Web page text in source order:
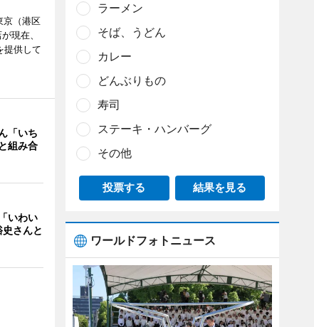
京（港区
現在、
提供して
「いち
組み合
いわい
さんと
ラーメン
そば、うどん
カレー
どんぶりもの
寿司
ステーキ・ハンバーグ
その他
投票する 結果を見る
ワールドフォトニュース